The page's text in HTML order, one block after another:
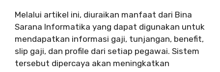
Melalui artikel ini, diuraikan manfaat dari Bina
Sarana Informatika yang dapat digunakan untuk
mendapatkan informasi gaji, tunjangan, benefit,
slip gaji, dan profile dari setiap pegawai. Sistem
tersebut dipercaya akan meningkatkan